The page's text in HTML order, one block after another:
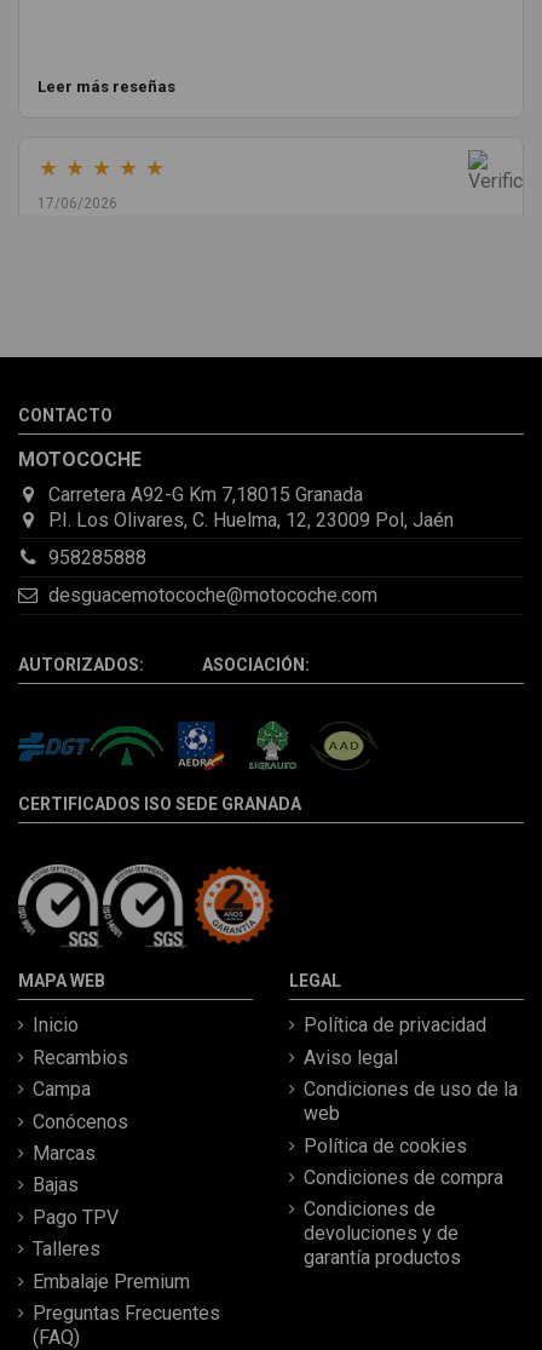
Leer más reseñas
★ ★ ★ ★ ★
17/06/2026
la pieza llegó correcta y bien embalada, además de llegarme 2
CONTACTO
MOTOCOCHE
Carretera A92-G Km 7,18015 Granada
P.I. Los Olivares, C. Huelma, 12, 23009 Pol, Jaén
958285888
desguacemotocoche@motocoche.com
AUTORIZADOS: ASOCIACIÓN:
CERTIFICADOS ISO SEDE GRANADA
MAPA WEB
Inicio
Recambios
Campa
Conócenos
Marcas
Bajas
Pago TPV
Talleres
Embalaje Premium
Preguntas Frecuentes
(FAQ)
LEGAL
Política de privacidad
Aviso legal
Condiciones de uso de la
web
Política de cookies
Condiciones de compra
Condiciones de
devoluciones y de
garantía productos